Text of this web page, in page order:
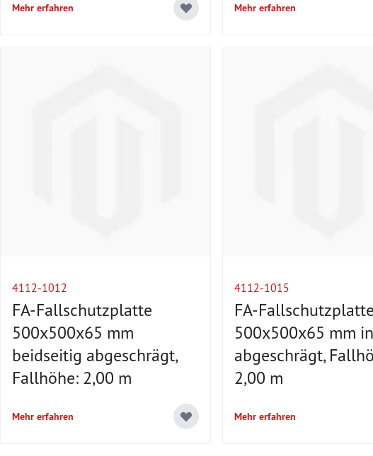
Mehr erfahren Mehr erfahren
4112-1012
FA-Fallschutzplatte
500x500x65 mm
beidseitig abgeschrägt,
Fallhöhe: 2,00 m
Mehr erfahren
4112-1015
FA-Fallschutzplatte
500x500x65 mm
abgeschrägt,
2,00 m
Mehr erfahren